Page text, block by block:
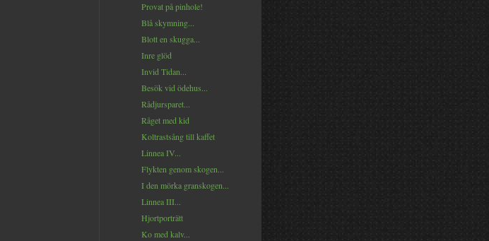
Provat på pinhole!
Blå skymning...
Blott en skugga...
Inre glöd
Invid Tidan...
Besök vid ödehus...
Rådjursparet...
Råget med kid
Koltrastsång till kaffet
Linnea IV...
Flykten genom skogen...
I den mörka granskogen...
Linnea III...
Hjortporträtt
Ko med kalv...